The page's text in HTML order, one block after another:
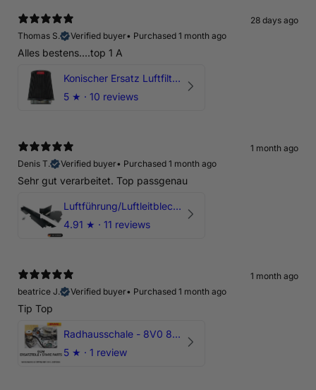
28 days ago
Thomas S.
Verified buyer• Purchased 1 month ago
Alles bestens....top 1 A
Konischer Ersatz Luftfilter Pilz - 4" & 5" Offene Ansaugung
5 ★ · 10 reviews
1 month ago
Denis T.
Verified buyer• Purchased 1 month ago
Sehr gut verarbeitet. Top passgenau
Luftführung/Luftleitblech 5" 125mm offene Ansaugung HPerformance
4.91 ★ · 11 reviews
1 month ago
beatrice J.
Verified buyer• Purchased 1 month ago
Tip Top
Radhausschale - 8V0 821 191 C - Original Ersatzteil für Audi RS3 Sportback
5 ★ · 1 review